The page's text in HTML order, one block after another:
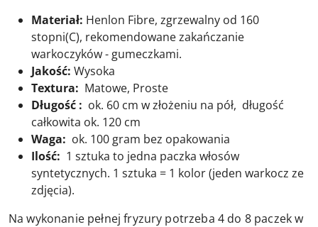
Materiał: Henlon Fibre, zgrzewalny od 160
stopni(C), rekomendowane zakańczanie
warkoczyków - gumeczkami.
Jakość: Wysoka
Textura: Matowe, Proste
Długość : ok. 60 cm w złożeniu na pół, długość
całkowita ok. 120 cm
Waga: ok. 100 gram bez opakowania
Ilość: 1 sztuka to jedna paczka włosów
syntetycznych. 1 sztuka = 1 kolor (jeden warkocz ze
zdjęcia).
Na wykonanie pełnej fryzury potrzeba 4 do 8 paczek w